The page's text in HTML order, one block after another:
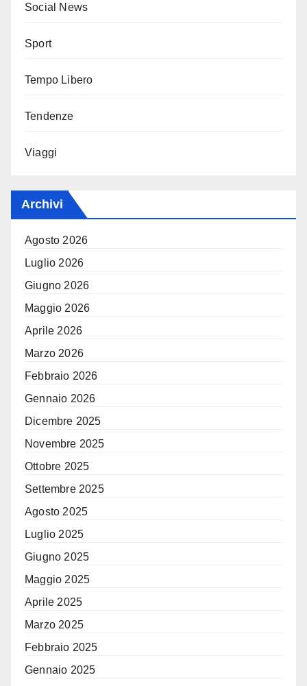
Social News
Sport
Tempo Libero
Tendenze
Viaggi
Archivi
Agosto 2026
Luglio 2026
Giugno 2026
Maggio 2026
Aprile 2026
Marzo 2026
Febbraio 2026
Gennaio 2026
Dicembre 2025
Novembre 2025
Ottobre 2025
Settembre 2025
Agosto 2025
Luglio 2025
Giugno 2025
Maggio 2025
Aprile 2025
Marzo 2025
Febbraio 2025
Gennaio 2025